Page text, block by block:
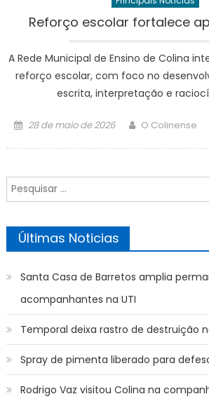
Reforço escolar fortalece
A Rede Municipal de Ensino de Colina
reforço escolar, com foco no
escrita, interpretação e
Posted
28 de maio de 2026 Author
O Colinense
Pesquisar
por:
Últimas Noticias
Santa Casa de Barretos amplia
acompanhantes na UTI
Temporal deixa rastro de destruição
Spray de pimenta liberado para
Rodrigo Vaz visitou Colina na